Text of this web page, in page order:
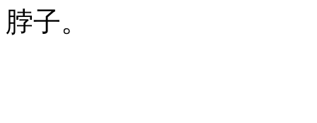
脖子。